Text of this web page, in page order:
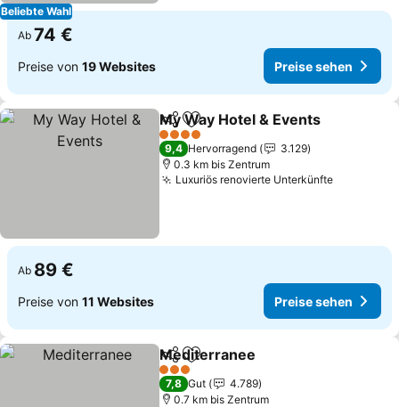
Beliebte Wahl
Ab 74 €
Preise von 19 Websites Preise sehen
TeilenZu Favoriten hinzufügen
My Way Hotel & Events
4 Sterne
9,4 Hervorragend
3.129
0.3 km bis Zentrum
Luxuriös renovierte UnterkünftePreise
Ab 89 €
Preise von 11 Websites Preise sehen
TeilenZu Favoriten hinzufügen
Mediterranee
3 Sterne
7,8 Gut
4.789
0.7 km bis Zentrum